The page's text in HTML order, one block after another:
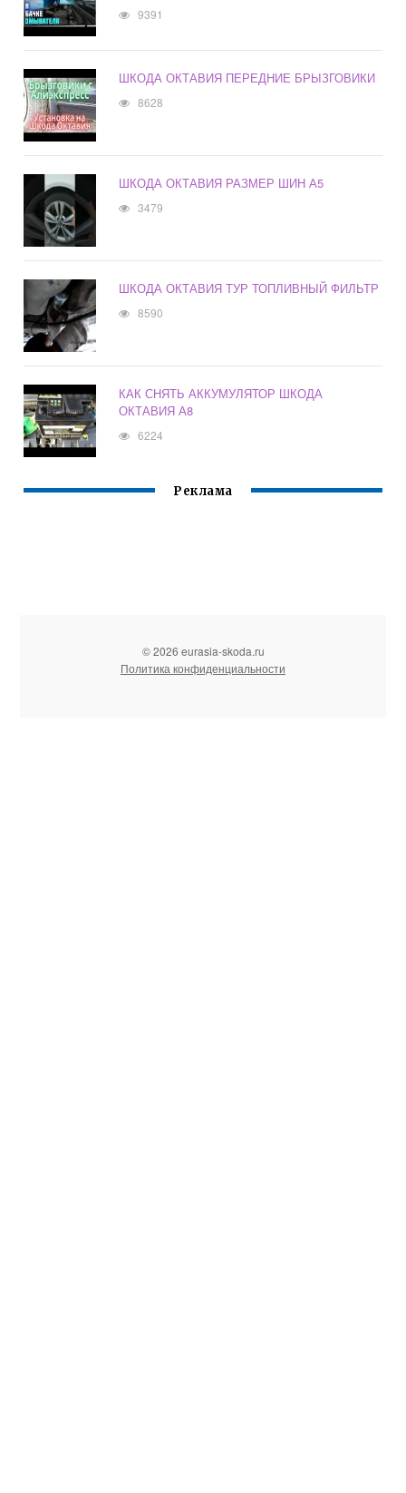
9391
ШКОДА ОКТАВИЯ ПЕРЕДНИЕ БРЫЗГОВИКИ
8628
ШКОДА ОКТАВИЯ РАЗМЕР ШИН А5
3479
ШКОДА ОКТАВИЯ ТУР ТОПЛИВНЫЙ ФИЛЬТР
8590
КАК СНЯТЬ АККУМУЛЯТОР ШКОДА
ОКТАВИЯ А8
6224
Реклама
© 2026 eurasia-skoda.ru
Политика конфиденциальности